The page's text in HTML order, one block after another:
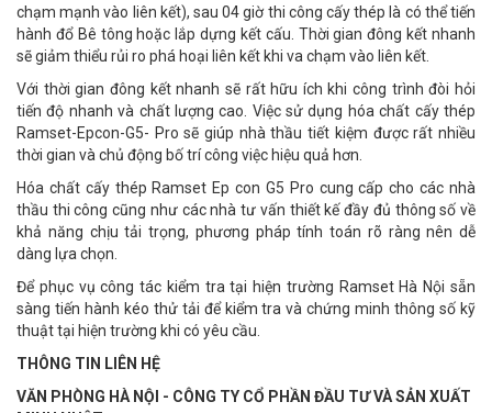
chạm mạnh vào liên kết), sau 04 giờ thi công cấy thép là có thể tiến
hành đổ Bê tông hoặc lắp dựng kết cấu. Thời gian đông kết nhanh
sẽ giảm thiểu rủi ro phá hoại liên kết khi va chạm vào liên kết.
Với thời gian đông kết nhanh sẽ rất hữu ích khi công trình đòi hỏi
tiến độ nhanh và chất lượng cao. Việc sử dụng hóa chất cấy thép
Ramset-Epcon-G5- Pro sẽ giúp nhà thầu tiết kiệm được rất nhiều
thời gian và chủ động bố trí công việc hiệu quả hơn.
Hóa chất cấy thép Ramset Ep con G5 Pro cung cấp cho các nhà
thầu thi công cũng như các nhà tư vấn thiết kế đầy đủ thông số về
khả năng chịu tải trọng, phương pháp tính toán rõ ràng nên dễ
dàng lựa chọn.
Để phục vụ công tác kiểm tra tại hiện trường Ramset Hà Nội sẵn
sàng tiến hành kéo thử tải để kiểm tra và chứng minh thông số kỹ
thuật tại hiện trường khi có yêu cầu.
THÔNG TIN LIÊN HỆ
VĂN PHÒNG HÀ NỘI - CÔNG TY CỔ PHẦN ĐẦU TƯ VÀ SẢN XUẤT